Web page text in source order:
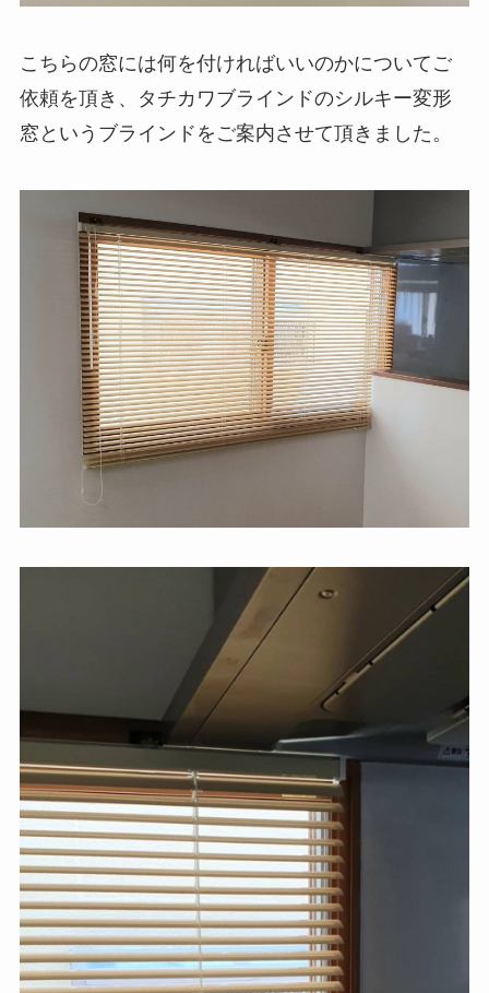
こちらの窓には何を付ければいいのかについてご
依頼を頂き、タチカワブラインドのシルキー変形
窓というブラインドをご案内させて頂きました。